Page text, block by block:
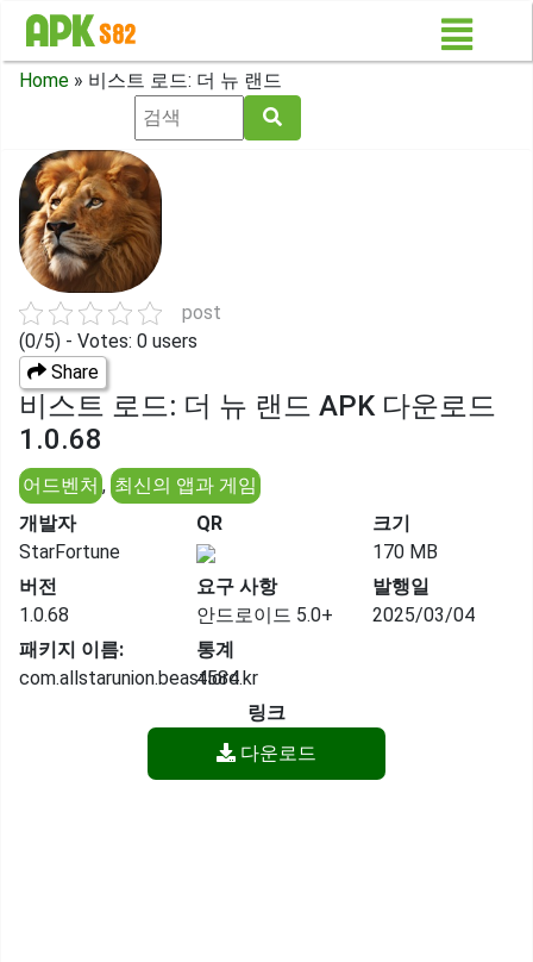
Home » 비스트 로드: 더 뉴 랜드
post
(0/5) - Votes: 0 users
Share
비스트 로드: 더 뉴 랜드 APK 다운로드
1.0.68
어드벤처 , 최신의 앱과 게임
개발자
StarFortune
QR
크기
170 MB
버전
1.0.68
요구 사항
안드로이드 5.0+
발행일
2025/03/04
패키지 이름:
com.allstarunion.beastlord.kr
통계
4584
링크
다운로드